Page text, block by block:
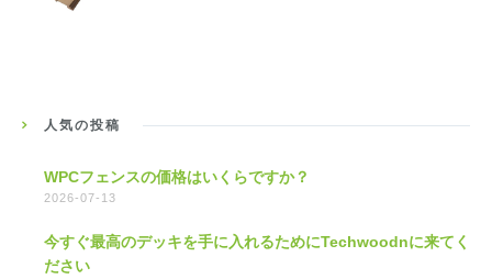
人気の投稿
WPCフェンスの価格はいくらですか？
2026-07-13
今すぐ最高のデッキを手に入れるためにTechwoodnに来てく
ださい